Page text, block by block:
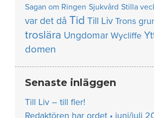
Sagan om Ringen Sjukvård Stilla
var det då Tid Till Liv Trons
troslära Ungdomar Wycliffe
domen
Senaste inläggen
Till Liv – till fler!
Redaktören har ordet • juni/juli